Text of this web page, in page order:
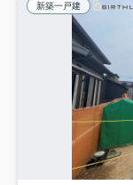
新築一戸建